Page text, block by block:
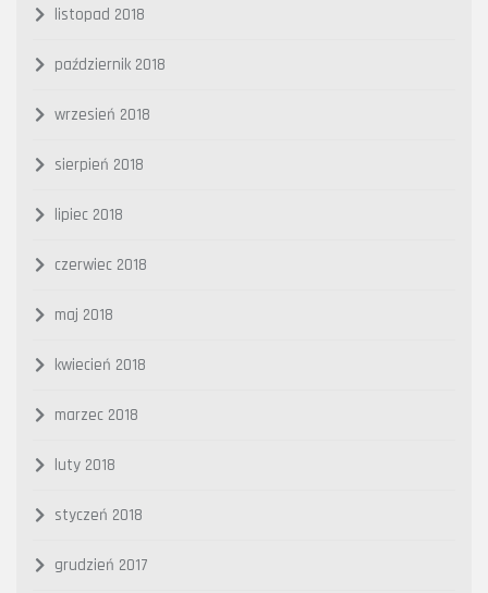
listopad 2018
październik 2018
wrzesień 2018
sierpień 2018
lipiec 2018
czerwiec 2018
maj 2018
kwiecień 2018
marzec 2018
luty 2018
styczeń 2018
grudzień 2017